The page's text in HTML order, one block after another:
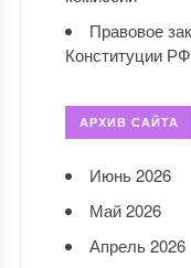
Правовое
Конституции
АРХИВ САЙТА
Июнь 2026
Май 2026
Апрель 2026